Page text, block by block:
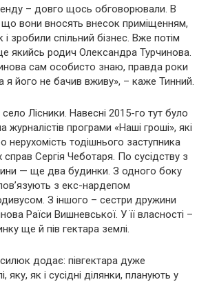
– довго щось обговорювали. В
що вони вносять внесок приміщенням,
зробили спільний бізнес. Вже потім
якийсь родич Олександра Турчинова.
сам особисто знаю, правда роки
я його не бачив вживу», – каже Тинний.
Лісники. Навесні 2015-го тут було
журналістів програми «Наші гроші», які
нерухомість тодішнього заступника
справ Сергія Чеботаря. По сусідству з
— ще два будинки. З одного боку
з екс-нардепом
З іншого – сестри дружини
Раїси Вишневської. У її власності –
ще й пів гектара землі.
додає: півгектара дуже
яку, як і сусідні ділянки, планують у